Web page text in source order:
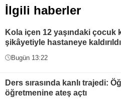
İlgili haberler
Kola içen 12 yaşındaki çocuk
şikâyetiyle hastaneye kaldırıldı
Bugün 13:22
Ders sırasında kanlı trajedi:
öğretmenine ateş açtı